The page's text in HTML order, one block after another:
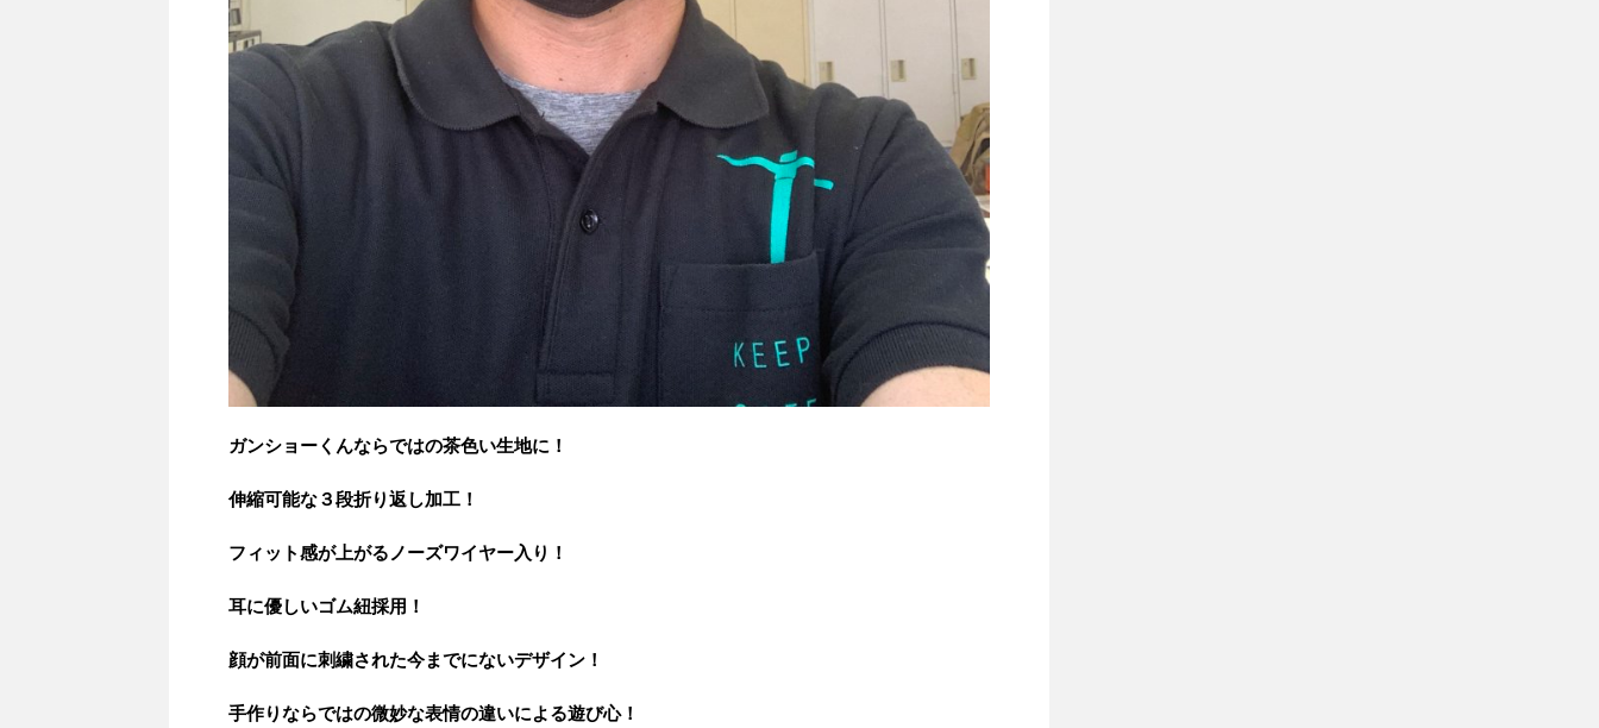
ガンショーくんならではの茶色い生地に！
伸縮可能な３段折り返し加工！
フィット感が上がるノーズワイヤー入り！
耳に優しいゴム紐採用！
顔が前面に刺繍された今までにないデザイン！
手作りならではの微妙な表情の違いによる遊び心！